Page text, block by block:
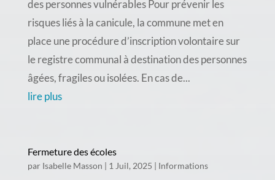
des personnes vulnérables Pour prévenir les
risques liés à la canicule, la commune met en
place une procédure d’inscription volontaire sur
le registre communal à destination des personnes
âgées, fragiles ou isolées. En cas de...
lire plus
Fermeture des écoles
par Isabelle Masson | 1 Juil, 2025 | Informations